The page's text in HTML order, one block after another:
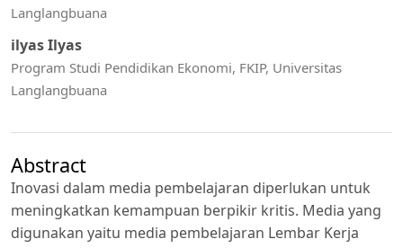
Langlangbuana
ilyas Ilyas
Program Studi Pendidikan Ekonomi, FKIP, Universitas
Langlangbuana
Abstract
Inovasi dalam media pembelajaran diperlukan untuk
meningkatkan kemampuan berpikir kritis. Media yang
digunakan yaitu media pembelajaran Lembar Kerja